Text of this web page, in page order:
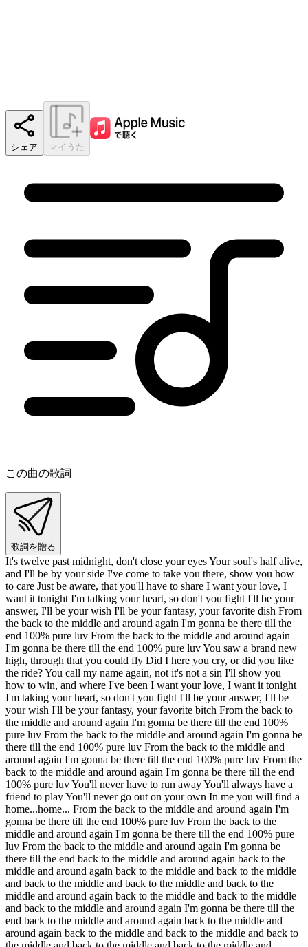
シェア マイうた
この曲の歌詞
歌詞を贈る
It's twelve past midnight, don't close your eyes Your soul's half alive,
and I'll be by your side I've come to take you there, show you how
to care Just be aware, that you'll have to share I want your love, I
want it tonight I'm talking your heart, so don't you fight I'll be your
answer, I'll be your wish I'll be your fantasy, your favorite dish From
the back to the middle and around again I'm gonna be there till the
end 100% pure luv From the back to the middle and around again
I'm gonna be there till the end 100% pure luv You saw a brand new
high, through that you could fly Did I here you cry, or did you like
the ride? You call my name again, not it's not a sin I'll show you
how to win, and where I've been I want your love, I want it tonight
I'm taking your heart, so don't you fight I'll be your answer, I'll be
your wish I'll be your fantasy, your favorite bitch From the back to
the middle and around again I'm gonna be there till the end 100%
pure luv From the back to the middle and around again I'm gonna be
there till the end 100% pure luv From the back to the middle and
around again I'm gonna be there till the end 100% pure luv From the
back to the middle and around again I'm gonna be there till the end
100% pure luv You'll never have to run away You'll always have a
friend to play You'll never go out on your own In me you will find a
home...home... From the back to the middle and around again I'm
gonna be there till the end 100% pure luv From the back to the
middle and around again I'm gonna be there till the end 100% pure
luv From the back to the middle and around again I'm gonna be
there till the end back to the middle and around again back to the
middle and around again back to the middle and back to the middle
and back to the middle and back to the middle and back to the
middle and around again back to the middle and back to the middle
and back to the middle and around again I'm gonna be there till the
end back to the middle and around again back to the middle and
around again back to the middle and back to the middle and back to